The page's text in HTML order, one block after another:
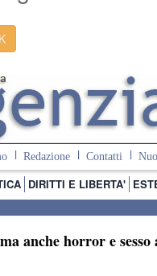
Redazione Contatti
DIRITTI E LIBERTA'
anche horror e